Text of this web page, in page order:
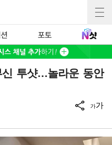
포토
신 투샷…놀라운 동안
가가